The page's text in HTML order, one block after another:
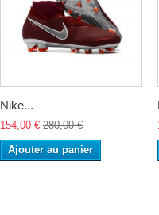
Nike...
154,00 € 280,00 €
Ajouter au panier